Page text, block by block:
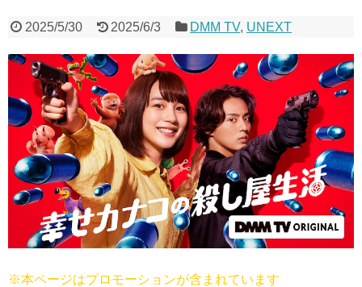
2025/5/30 2025/6/3 DMM TV, UNEXT
※本ページはプロモーションが含まれています